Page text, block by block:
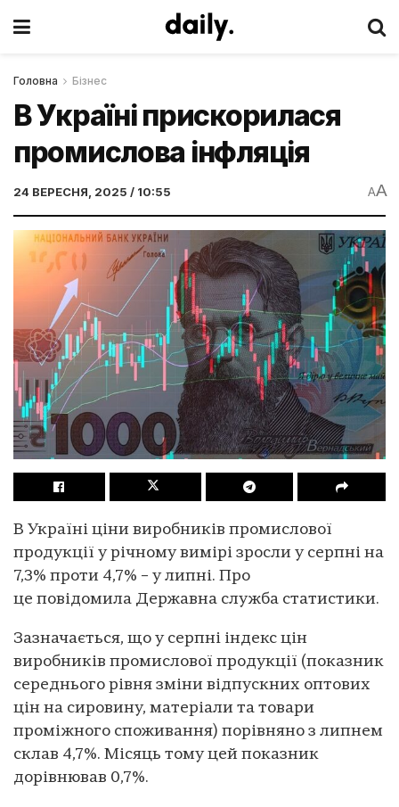
Головна Бізнес
В Україні прискорилася
промислова інфляція
24 ВЕРЕСНЯ, 2025 / 10:55 AA
В Україні ціни виробників промислової
продукції у річному вимірі зросли у серпні на
7,3% проти 4,7% – у липні. Про
це повідомила Державна служба статистики.
Зазначається, що у серпні індекс цін
виробників промислової продукції (показник
середнього рівня зміни відпускних оптових
цін на сировину, матеріали та товари
проміжного споживання) порівняно з липнем
склав 4,7%. Місяць тому цей показник
дорівнював 0,7%.